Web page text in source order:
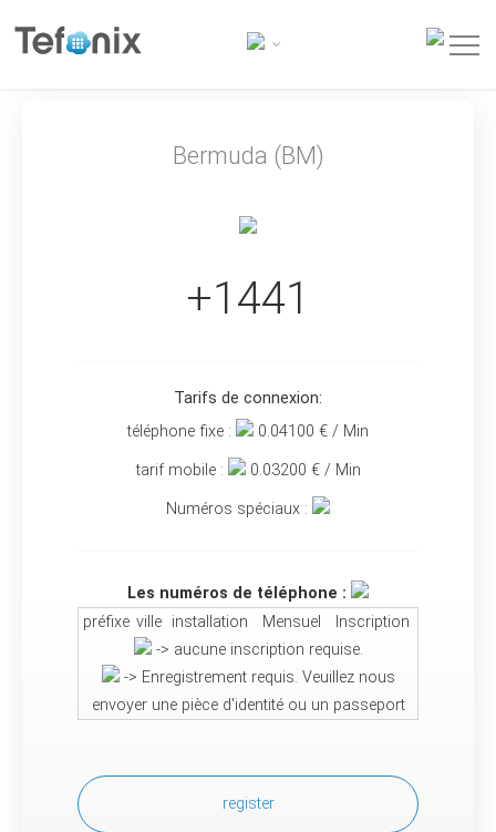
Bermuda (BM)
+1441
Tarifs de connexion:
téléphone fixe :
0.04100 € / Min
tarif mobile : 0.03200 € / Min
Numéros spéciaux :
Les numéros de téléphone :
préfixe ville installation Mensuel
Inscription
-> aucune inscription requise.
-> Enregistrement requis. Veuillez nous
envoyer une pièce d'identité ou un passeport
register